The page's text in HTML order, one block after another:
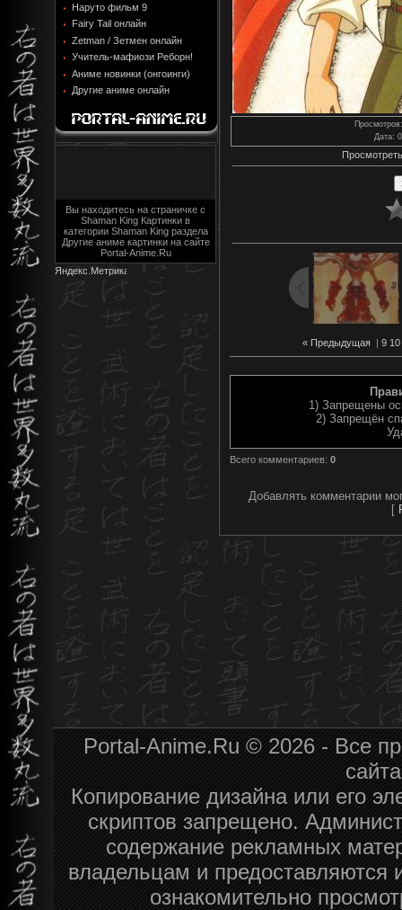
Наруто фильм 9
Fairy Tail онлайн
Zetman / Зетмен онлайн
Учитель-мафиози Реборн!
Аниме новинки (онгоинги)
Другие аниме онлайн
Вы находитесь на страничке с
Shaman King Картинки в
категории Shaman King раздела
Другие аниме картинки на сайте
Portal-Anime.Ru
Просмотров
Дата:
« Предыдущая 9 10
1) Запрещены
2) Запрещён
Всего комментариев: 0
Добавлять комментарии
[
Portal-Anime.Ru © 2026 - Все
Копирование дизайна или его
скриптов запрещено.
содержание рекламных
владельцам и предоставляются
ознакомительно